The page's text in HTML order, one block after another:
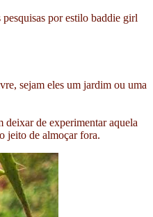
por estilo baddie girl
sejam eles um jardim ou uma
deixar de experimentar aquela
jeito de almoçar fora.